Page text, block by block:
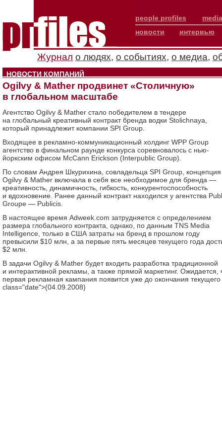
people profiles
новости
интервью
Журнал о людях, о событиях, о медиа,
НОВОСТИ КОМПАНИЙ
Ogilvy & Mather продвинет «Столичную»
в глобальном масштабе
Агентство Ogilvy & Mather стало победителем в тендере
на глобальный креативный контракт бренда водки Stolichnaya,
который принадлежит компании SPI Group.
Входящее в рекламно-коммуникационный холдинг WPP Group
агентство в финальном раунде конкурса соревновалось с нью-
йоркским офисом McCann Erickson (Interpublic Group).
По словам Андрея Шкурихина, совладельца SPI Group, концепция
Ogilvy & Mather включала в себя все необходимое для бренда —
креативность, динамичность, гибкость, конкурентоспособность
и вдохновение. Ранее данный контракт находился у агентства
Groupe — Publicis.
В настоящее время Adweek.com затрудняется с определением
размера глобального контракта, однако, по данным TNS Media
Intelligence, только в США затраты на бренд в прошлом году
превысили $10 млн, а за первые пять месяцев текущего года
$2 млн.
В задачи Ogilvy & Mather будет входить разработка традиционной
и интерактивной рекламы, а также прямой маркетинг. Ожидается,
первая рекламная кампания появится уже до окончания текущего
class="date">(04.09.2008)